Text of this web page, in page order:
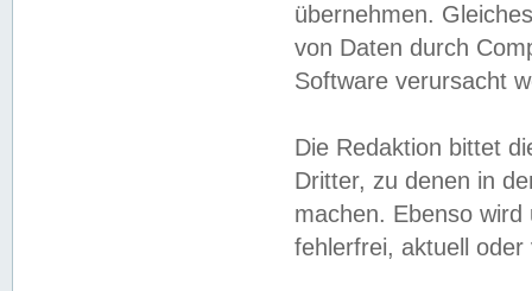
übernehmen.
von Daten durch
Software verursacht
Die Redaktion bittet
Dritter, zu denen in
machen. Ebenso
fehlerfrei, aktuell oder